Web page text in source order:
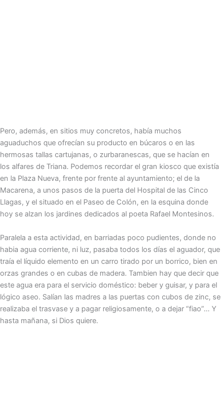
Pero, además, en sitios muy concretos, había muchos
aguaduchos que ofrecían su producto en búcaros o en las
hermosas tallas cartujanas, o zurbaranescas, que se hacían en
los alfares de Triana. Podemos recordar el gran kiosco que existía
en la Plaza Nueva, frente por frente al ayuntamiento; el de la
Macarena, a unos pasos de la puerta del Hospital de las Cinco
Llagas, y el situado en el Paseo de Colón, en la esquina donde
hoy se alzan los jardines dedicados al poeta Rafael Montesinos.
Paralela a esta actividad, en barriadas poco pudientes, donde no
habia agua corriente, ni luz, pasaba todos los días el aguador, que
traía el líquido elemento en un carro tirado por un borrico, bien en
orzas grandes o en cubas de madera. Tambien hay que decir que
este agua era para el servicio doméstico: beber y guisar, y para el
lógico aseo. Salían las madres a las puertas con cubos de zinc, se
realizaba el trasvase y a pagar religiosamente, o a dejar “fiao”… Y
hasta mañana, si Dios quiere.